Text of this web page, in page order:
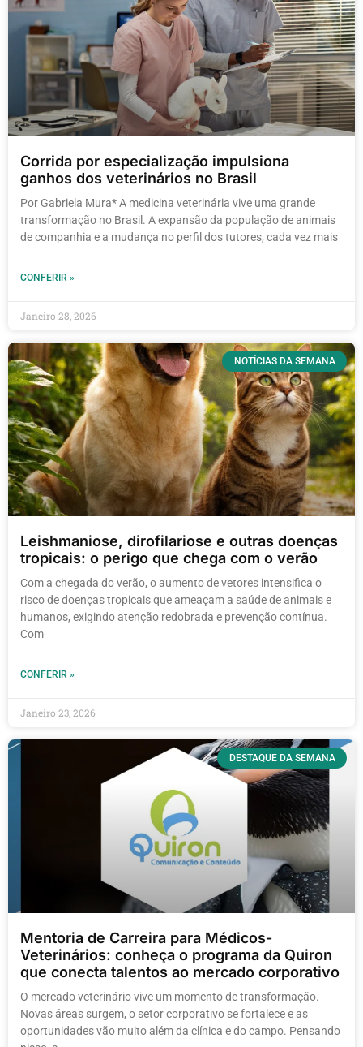
Corrida por especialização impulsiona
ganhos dos veterinários no Brasil
Por Gabriela Mura* A medicina veterinária vive uma grande
transformação no Brasil. A expansão da população de animais
de companhia e a mudança no perfil dos tutores, cada vez mais
CONFERIR »
Janeiro 28, 2026
NOTÍCIAS DA SEMANA
Leishmaniose, dirofilariose e outras doenças
tropicais: o perigo que chega com o verão
Com a chegada do verão, o aumento de vetores intensifica o
risco de doenças tropicais que ameaçam a saúde de animais e
humanos, exigindo atenção redobrada e prevenção contínua.
Com
CONFERIR »
Janeiro 23, 2026
DESTAQUE DA SEMANA
Mentoria de Carreira para Médicos-
Veterinários: conheça o programa da Quiron
que conecta talentos ao mercado corporativo
O mercado veterinário vive um momento de transformação.
Novas áreas surgem, o setor corporativo se fortalece e as
oportunidades vão muito além da clínica e do campo. Pensando